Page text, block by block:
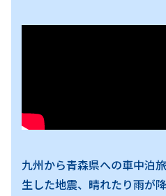
九州から青森県への車中泊
生した地震、晴れたり雨が